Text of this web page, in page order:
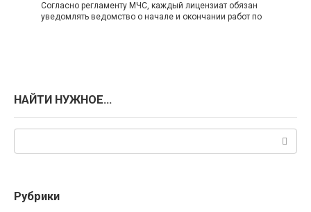
Согласно регламенту МЧС, каждый лицензиат обязан
уведомлять ведомство о начале и окончании работ по
НАЙТИ НУЖНОЕ…
Рубрики